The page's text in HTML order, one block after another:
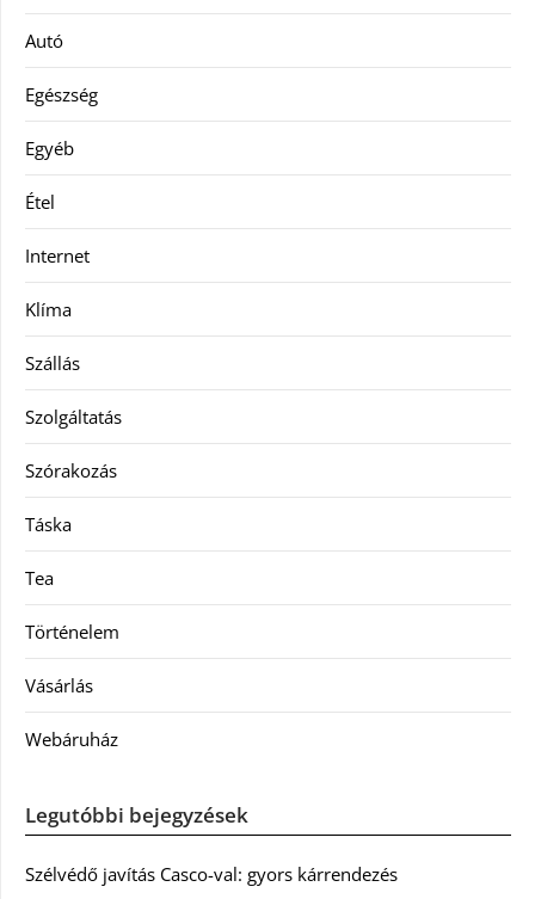
Autó
Egészség
Egyéb
Étel
Internet
Klíma
Szállás
Szolgáltatás
Szórakozás
Táska
Tea
Történelem
Vásárlás
Webáruház
Legutóbbi bejegyzések
Szélvédő javítás Casco-val: gyors kárrendezés